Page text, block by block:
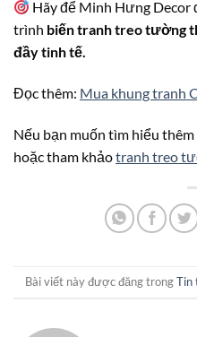
Hãy để Minh Hưng Decor
trình biến tranh treo tường
đầy tinh tế.
Đọc thêm: Mua khung tranh
Nếu bạn muốn tìm hiểu
hoặc tham khảotranh treo
Bài viết này được đăng trongTin